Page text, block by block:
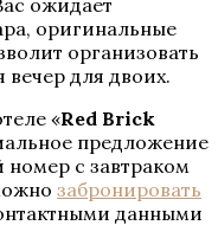
ожидает
оригинальные
организовать
для двоих.
«Red Brick
предложение
номер с завтраком
забронировать
данными